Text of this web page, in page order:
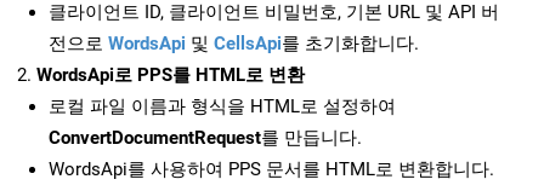
클라이언트 ID, 클라이언트 비밀번호, 기본 URL 및 API 버
전으로 WordsApi 및 CellsApi를 초기화합니다.
WordsApi로 PPS를 HTML로 변환
로컬 파일 이름과 형식을 HTML로 설정하여
ConvertDocumentRequest를 만듭니다.
WordsApi를 사용하여 PPS 문서를 HTML로 변환합니다.